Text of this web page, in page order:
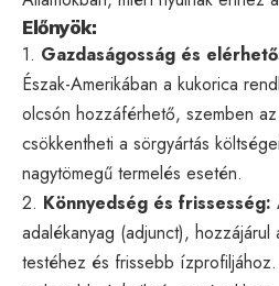
Előnyök:
1. Gazdaságosság és
Észak-Amerikában a kukorica
olcsón hozzáférhető, szemben
csökkentheti a sörgyártás
nagytömegű termelés esetén.
2. Könnyedség és frissesség:
adalékanyag (adjunct),
testéhez és frissebb